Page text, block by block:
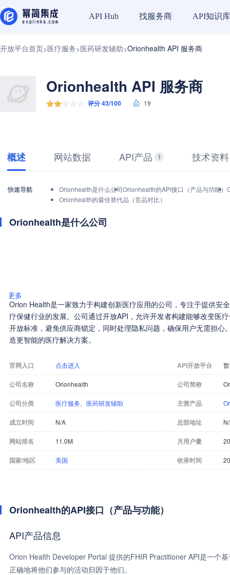
API Hub 找服务商 API知识库
开放平台首页>医疗服务>医药研发辅助>Orionhealth API 服务商
Orionhealth API 服务商
评分 43/100 19
概述 网站数据 API产品 1 技术资料
快速导航 Orionhealth是什么公司Orionhealth的API接口（产品与功能）
Orionhealth的最佳替代品（竞品对比）
Orionhealth是什么公司
更多
Orion Health是一家致力于构建创新医疗应用的公司，专注于提供安
疗保健行业的发展。公司通过开放API，允许开发者构建能够改变医
开放标准，避免供应商锁定，同时处理隐私问题，确保用户无需担心
造更智能的医疗解决方案。
官网入口 点击进入 API开放平台
公司名称 Orionhealth 公司简称
公司分类 医疗服务 医药研发辅助 主营产品
成立时间 N/A 总部地址
网站排名 11.0M 月用户量 20
国家/地区 美国 收录时间
Orionhealth的API接口（产品与功能）
API产品信息
Orion Health Developer Portal 提供的FHIR Practitioner API是一个
正确地将他们参与的活动归因于他们。